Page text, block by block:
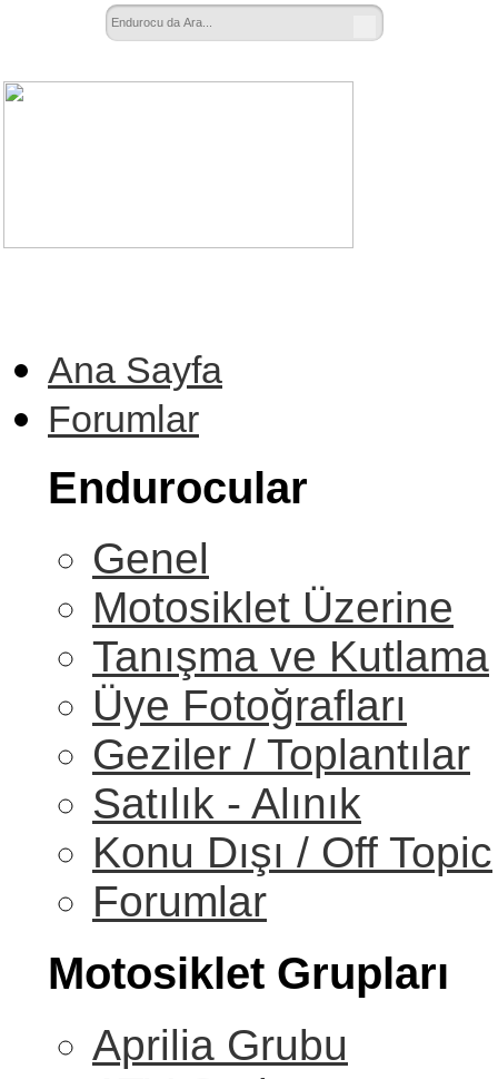
Ana Sayfa
Forumlar
Endurocular
Genel
Motosiklet Üzerine
Tanışma ve Kutlama
Üye Fotoğrafları
Geziler / Toplantılar
Satılık - Alınık
Konu Dışı / Off Topic
Forumlar
Motosiklet Grupları
Aprilia Grubu